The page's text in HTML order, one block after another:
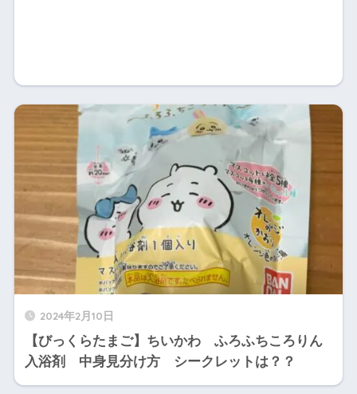
2024年2月10日
【びっくらたまご】ちいかわ ふろふちころりん
入浴剤 中身見分け方 シークレットは？？